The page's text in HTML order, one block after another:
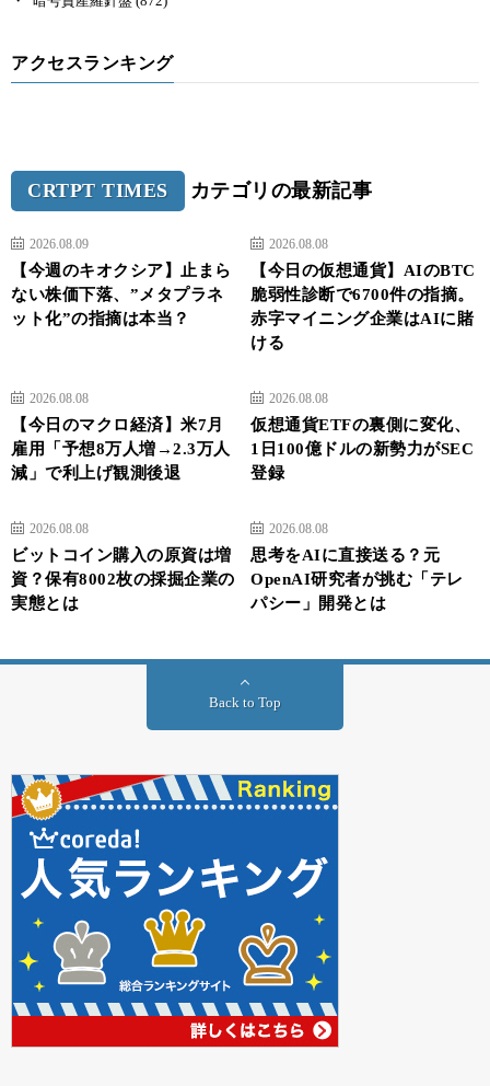
アクセスランキング
CRTPT TIMES カテゴリの最新記事
2026.08.09
【今週のキオクシア】止まら
ない株価下落、”メタプラネ
ット化”の指摘は本当？
2026.08.08
【今日の仮想通貨】AIのBTC
脆弱性診断で6700件の指摘。
赤字マイニング企業はAIに賭
ける
2026.08.08
【今日のマクロ経済】米7月
雇用「予想8万人増→2.3万人
減」で利上げ観測後退
2026.08.08
仮想通貨ETFの裏側に変化、
1日100億ドルの新勢力がSEC
登録
2026.08.08
ビットコイン購入の原資は増
資？保有8002枚の採掘企業の
実態とは
2026.08.08
思考をAIに直接送る？元
OpenAI研究者が挑む「テレ
パシー」開発とは
Back to Top